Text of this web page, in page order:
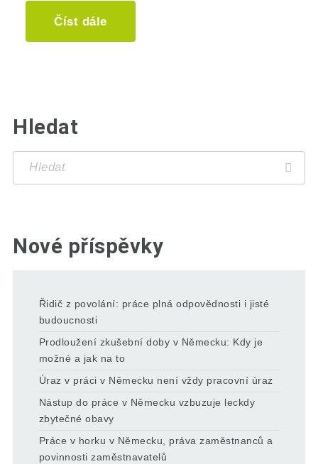
Číst dále
Hledat
Nové příspěvky
Řidič z povolání: práce plná odpovědnosti i jisté
budoucnosti
Prodloužení zkušební doby v Německu: Kdy je
možné a jak na to
Úraz v práci v Německu není vždy pracovní úraz
Nástup do práce v Německu vzbuzuje leckdy
zbytečné obavy
Práce v horku v Německu, práva zaměstnanců a
povinnosti zaměstnavatelů